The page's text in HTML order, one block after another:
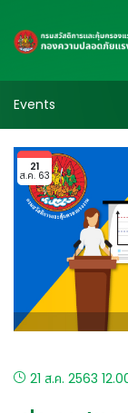
Events
21
ส.ค. 63
21 ส.ค. 2563